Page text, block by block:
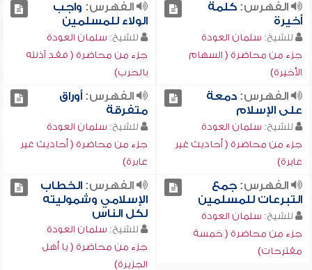
الفهرس:كلمة
أخيرة
للشيخ: سلمان العودة
جزء من محاضرة ( السهام
الأخيرة)
الفهرس: واجب
الولاء للمسلمين
للشيخ: سلمان العودة
جزء من محاضرة ( فقد آذنته
بالحرب)
الفهرس:دمعة
على الإسلام
للشيخ: سلمان العودة
جزء من محاضرة ( أحاديث غير
عابرة)
الفهرس:أوراق
متفرقة
للشيخ: سلمان العودة
جزء من محاضرة ( أحاديث غير
عابرة)
الفهرس:جمع
التبرعات للمسلمين
للشيخ: سلمان العودة
جزء من محاضرة ( خمسة
مقترحات)
الفهرس:الخطاب
الإسلامي وشموليته
لكل الناس
للشيخ: سلمان العودة
جزء من محاضرة ( يا أهل
الجزيرة)